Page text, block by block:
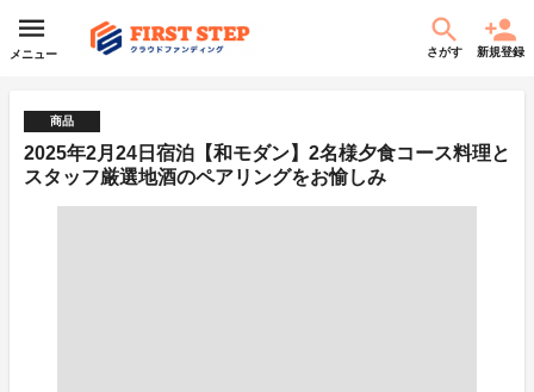
メニュー さがす 新規登録
商品
2025年2月24日宿泊【和モダン】2名様夕食コース料理と
スタッフ厳選地酒のペアリングをお愉しみ